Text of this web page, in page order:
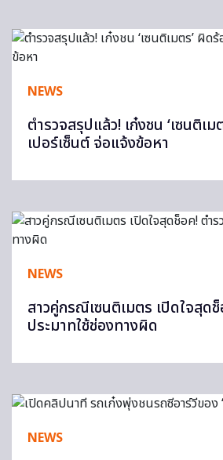
NEWS
ตำรวจสรุปแล้ว! เก๋งชน ‘เซนติเ
เปอร์เซ็นต์ จ่อแจ้งข้อหา
NEWS
สาวคู่กรณีเซนติเมตร เปิดใจสุดช็
ประมาทใช้ช่องทางผิด
NEWS